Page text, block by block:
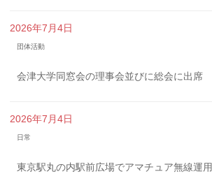
2026年7月4日
団体活動
会津大学同窓会の理事会並びに総会に出席
2026年7月4日
日常
東京駅丸の内駅前広場でアマチュア無線運用